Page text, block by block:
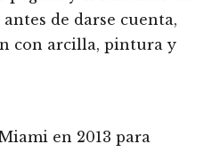
de darse cuenta,
con arcilla, pintura y
en 2013 para